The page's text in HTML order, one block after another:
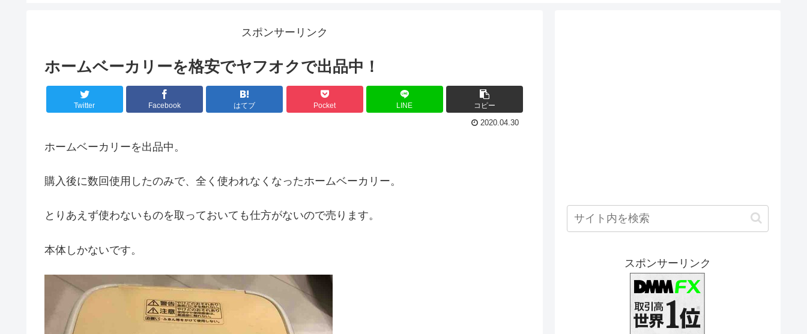
スポンサーリンク
ホームベーカリーを格安でヤフオクで出品中！
Twitter Facebook はてブ Pocket LINE コピー
2020.04.30
ホームベーカリーを出品中。
購入後に数回使用したのみで、全く使われなくなったホームベーカリー。
とりあえず使わないものを取っておいても仕方がないので売ります。
本体しかないです。
スポンサーリンク